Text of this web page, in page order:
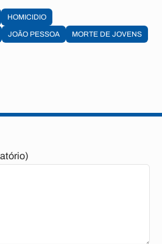
HOMICIDIO
JOÃO PESSOA
MORTE DE JOVENS